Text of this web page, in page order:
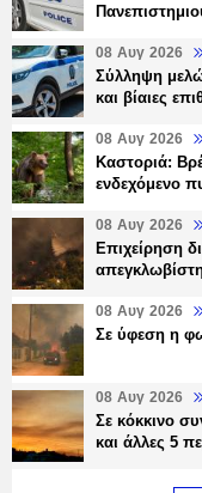
08 Αυγ 2026
Σύλληψη
και βίαιες
08 Αυγ 2026
Καστοριά:
ενδεχόμενο
08 Αυγ 2026
Επιχείρηση
08 Αυγ 2026
Σε ύφεση η
08 Αυγ 2026
Σε κόκκινο
και άλλες 5